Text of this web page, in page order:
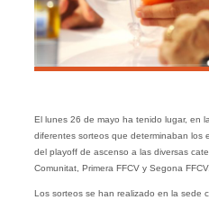
El lunes 26 de mayo ha tenido lugar, en
diferentes sorteos que determinaban los
del playoff de ascenso a las diversas
Comunitat, Primera FFCV y Segona FFCV.
Los sorteos se han realizado en la sede